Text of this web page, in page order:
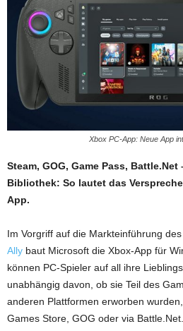
Xbox PC-App: Neue App
Steam, GOG, Game Pass,
Bibliothek: So lautet das
App.
Im Vorgriff auf die Markteinführung des
Ally baut Microsoft die Xbox-App für
können PC-Spieler auf all ihre
unabhängig davon, ob sie Teil des
anderen Plattformen erworben
Games Store, GOG oder via Battle.Net.